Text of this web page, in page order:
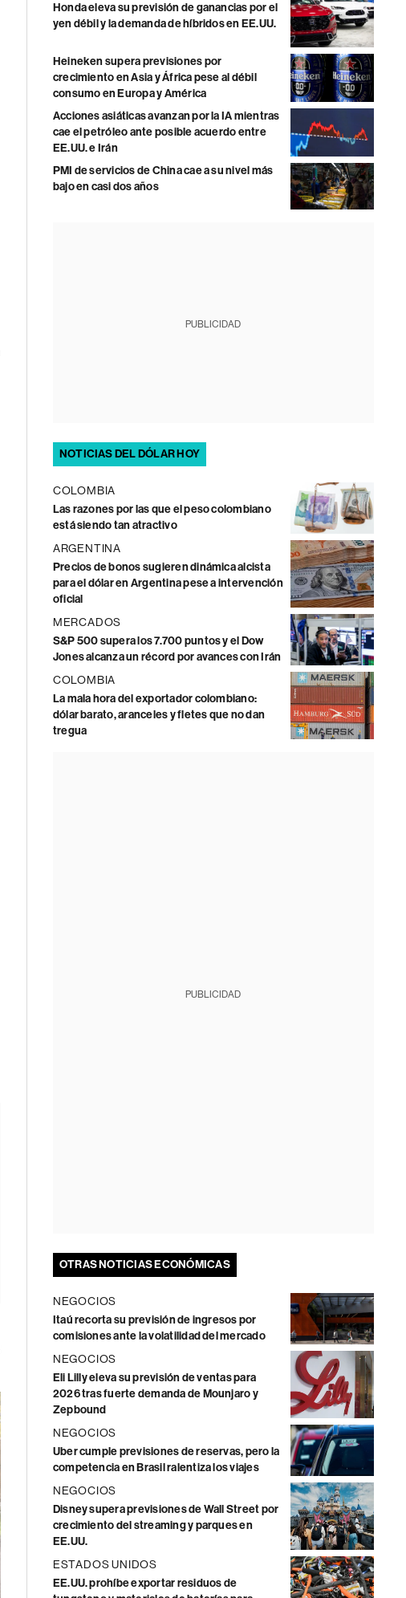
Honda eleva su previsión de ganancias por el
yen débil y la demanda de híbridos en EE.UU.
Heineken supera previsiones por
crecimiento en Asia y África pese al débil
consumo en Europa y América
Acciones asiáticas avanzan por la IA mientras
cae el petróleo ante posible acuerdo entre
EE.UU. e Irán
PMI de servicios de China cae a su nivel más
bajo en casi dos años
PUBLICIDAD
NOTICIAS DEL DÓLAR HOY
COLOMBIA
Las razones por las que el peso colombiano
está siendo tan atractivo
ARGENTINA
Precios de bonos sugieren dinámica alcista
para el dólar en Argentina pese a intervención
oficial
MERCADOS
S&P 500 supera los 7.700 puntos y el Dow
Jones alcanza un récord por avances con Irán
COLOMBIA
La mala hora del exportador colombiano:
dólar barato, aranceles y fletes que no dan
tregua
PUBLICIDAD
OTRAS NOTICIAS ECONÓMICAS
NEGOCIOS
Itaú recorta su previsión de ingresos por
comisiones ante la volatilidad del mercado
NEGOCIOS
Eli Lilly eleva su previsión de ventas para
2026 tras fuerte demanda de Mounjaro y
Zepbound
NEGOCIOS
Uber cumple previsiones de reservas, pero la
competencia en Brasil ralentiza los viajes
NEGOCIOS
Disney supera previsiones de Wall Street por
crecimiento del streaming y parques en
EE.UU.
ESTADOS UNIDOS
EE.UU. prohíbe exportar residuos de